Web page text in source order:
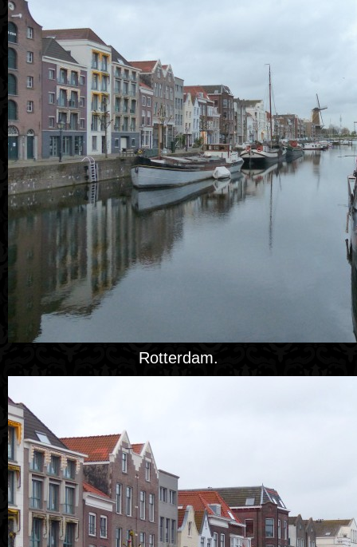
Rotterdam.